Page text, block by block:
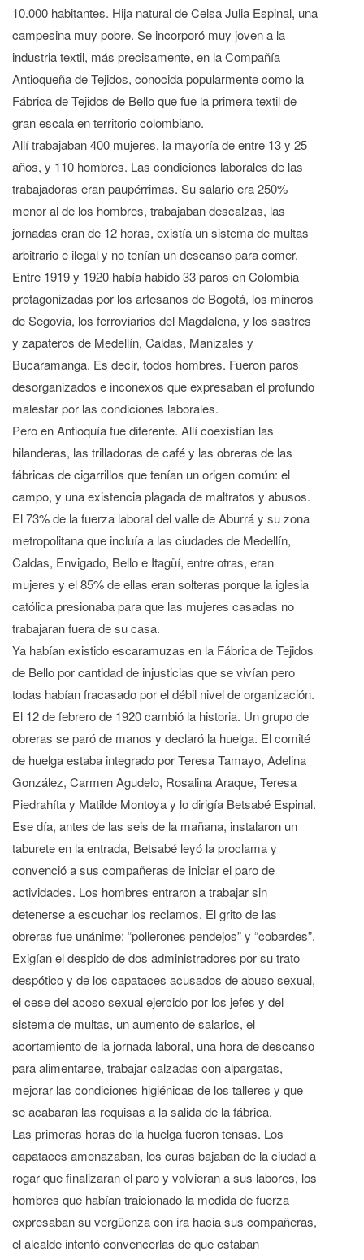
10.000 habitantes. Hija natural de Celsa Julia Espinal, una
campesina muy pobre. Se incorporó muy joven a la
industria textil, más precisamente, en la Compañía
Antioqueña de Tejidos, conocida popularmente como la
Fábrica de Tejidos de Bello que fue la primera textil de
gran escala en territorio colombiano.
Allí trabajaban 400 mujeres, la mayoría de entre 13 y 25
años, y 110 hombres. Las condiciones laborales de las
trabajadoras eran paupérrimas. Su salario era 250%
menor al de los hombres, trabajaban descalzas, las
jornadas eran de 12 horas, existía un sistema de multas
arbitrario e ilegal y no tenían un descanso para comer.
Entre 1919 y 1920 había habido 33 paros en Colombia
protagonizadas por los artesanos de Bogotá, los mineros
de Segovia, los ferroviarios del Magdalena, y los sastres
y zapateros de Medellín, Caldas, Manizales y
Bucaramanga. Es decir, todos hombres. Fueron paros
desorganizados e inconexos que expresaban el profundo
malestar por las condiciones laborales.
Pero en Antioquía fue diferente. Allí coexistían las
hilanderas, las trilladoras de café y las obreras de las
fábricas de cigarrillos que tenían un origen común: el
campo, y una existencia plagada de maltratos y abusos.
El 73% de la fuerza laboral del valle de Aburrá y su zona
metropolitana que incluía a las ciudades de Medellín,
Caldas, Envigado, Bello e Itagüí, entre otras, eran
mujeres y el 85% de ellas eran solteras porque la iglesia
católica presionaba para que las mujeres casadas no
trabajaran fuera de su casa.
Ya habían existido escaramuzas en la Fábrica de Tejidos
de Bello por cantidad de injusticias que se vivían pero
todas habían fracasado por el débil nivel de organización.
El 12 de febrero de 1920 cambió la historia. Un grupo de
obreras se paró de manos y declaró la huelga. El comité
de huelga estaba integrado por Teresa Tamayo, Adelina
González, Carmen Agudelo, Rosalina Araque, Teresa
Piedrahíta y Matilde Montoya y lo dirigía Betsabé Espinal.
Ese día, antes de las seis de la mañana, instalaron un
taburete en la entrada, Betsabé leyó la proclama y
convenció a sus compañeras de iniciar el paro de
actividades. Los hombres entraron a trabajar sin
detenerse a escuchar los reclamos. El grito de las
obreras fue unánime: “pollerones pendejos” y “cobardes”.
Exigían el despido de dos administradores por su trato
despótico y de los capataces acusados de abuso sexual,
el cese del acoso sexual ejercido por los jefes y del
sistema de multas, un aumento de salarios, el
acortamiento de la jornada laboral, una hora de descanso
para alimentarse, trabajar calzadas con alpargatas,
mejorar las condiciones higiénicas de los talleres y que
se acabaran las requisas a la salida de la fábrica.
Las primeras horas de la huelga fueron tensas. Los
capataces amenazaban, los curas bajaban de la ciudad a
rogar que finalizaran el paro y volvieran a sus labores, los
hombres que habían traicionado la medida de fuerza
expresaban su vergüenza con ira hacia sus compañeras,
el alcalde intentó convencerlas de que estaban